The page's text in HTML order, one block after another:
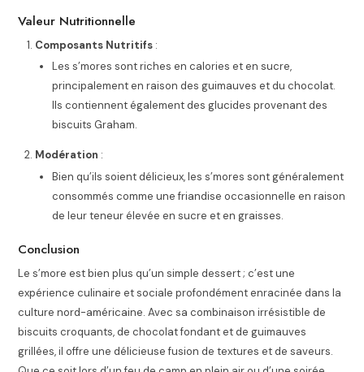
Valeur Nutritionnelle
Composants Nutritifs :
Les s’mores sont riches en calories et en sucre,
principalement en raison des guimauves et du chocolat.
Ils contiennent également des glucides provenant des
biscuits Graham.
Modération :
Bien qu’ils soient délicieux, les s’mores sont généralement
consommés comme une friandise occasionnelle en raison
de leur teneur élevée en sucre et en graisses.
Conclusion
Le s’more est bien plus qu’un simple dessert ; c’est une
expérience culinaire et sociale profondément enracinée dans la
culture nord-américaine. Avec sa combinaison irrésistible de
biscuits croquants, de chocolat fondant et de guimauves
grillées, il offre une délicieuse fusion de textures et de saveurs.